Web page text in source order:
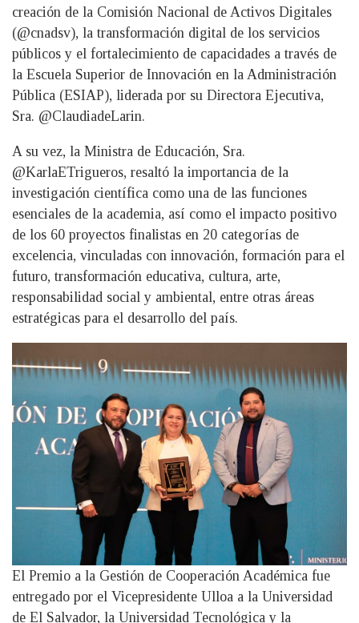
creación de la Comisión Nacional de Activos Digitales
(@cnadsv), la transformación digital de los servicios
públicos y el fortalecimiento de capacidades a través de
la Escuela Superior de Innovación en la Administración
Pública (ESIAP), liderada por su Directora Ejecutiva,
Sra. @ClaudiadeLarin.
A su vez, la Ministra de Educación, Sra.
@KarlaETrigueros, resaltó la importancia de la
investigación científica como una de las funciones
esenciales de la academia, así como el impacto positivo
de los 60 proyectos finalistas en 20 categorías de
excelencia, vinculadas con innovación, formación para el
futuro, transformación educativa, cultura, arte,
responsabilidad social y ambiental, entre otras áreas
estratégicas para el desarrollo del país.
El Premio a la Gestión de Cooperación Académica fue
entregado por el Vicepresidente Ulloa a la Universidad
de El Salvador, la Universidad Tecnológica y la